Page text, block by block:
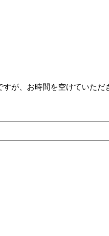
が、お時間を空けていただ